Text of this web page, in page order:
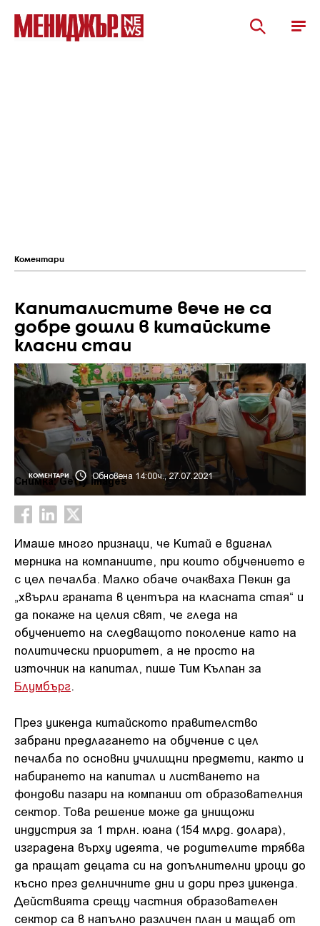
Коментари
Капиталистите вече не са
добре дошли в китайските
класни стаи
КОМЕНТАРИ Обновена 14:00ч., 27.07.2021
Снимка: Getty images
Имаше много признаци, че Китай е вдигнал
мерника на компаниите, при които обучението е
с цел печалба. Малко обаче очакваха Пекин да
„хвърли граната в центъра на класната стая“ и
да покаже на целия свят, че гледа на
обучението на следващото поколение като на
политически приоритет, а не просто на
източник на капитал, пише Тим Кълпан за
Блумбърг.
През уикенда китайското правителство
забрани предлагането на обучение с цел
печалба по основни училищни предмети, както и
набирането на капитал и листването на
фондови пазари на компании от образователния
сектор. Това решение може да унищожи
индустрия за 1 трлн. юана (154 млрд. долара),
изградена върху идеята, че родителите трябва
да пращат децата си на допълнителни уроци до
късно през делничните дни и дори през уикенда.
Действията срещу частния образователен
сектор са в напълно различен план и мащаб от